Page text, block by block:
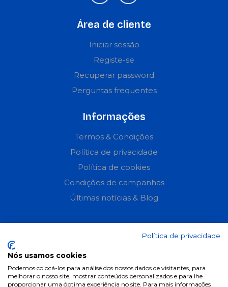
Área de cliente
Iniciar sessão
Registe-se
Recuperar password
Perguntas frequentes
Informações
Termos & Condições
Política de privacidade
Política de cookies
Condições de campanhas
Últimas notícias & Blog
Política de privacidade
Nós usamos cookies
Podemos colocá-los para análise dos nossos dados de visitantes, para
melhorar o nosso site, mostrar conteúdos personalizados e para lhe
proporcionar uma óptima experiência no site. Para mais informações